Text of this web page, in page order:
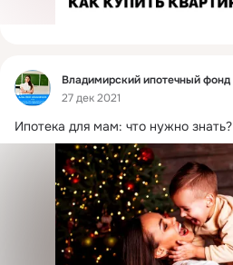
Фид
Владимирский ипотечный фонд
27 дек 2021
Ипотека для мам: что нужно знать?